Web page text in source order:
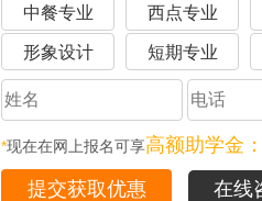
中餐专业 西点专业
形象设计 短期专业
*现在在网上报名可享高额助学金
在线